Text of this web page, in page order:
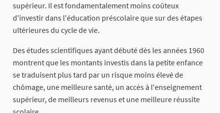
supérieur. Il est fondamentalement moins coûteux
d'investir dans l'éducation préscolaire que sur des étapes
ultérieures du cycle de vie.
Des études scientifiques ayant débuté dès les années 1960
montrent que les montants investis dans la petite enfance
se traduisent plus tard par un risque moins élevé de
chômage, une meilleure santé, un accès à l'enseignement
supérieur, de meilleurs revenus et une meilleure réussite